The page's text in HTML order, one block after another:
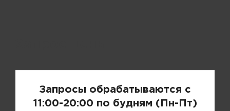
Запросы обрабатываются с
11:00-20:00 по будням (Пн-Пт)